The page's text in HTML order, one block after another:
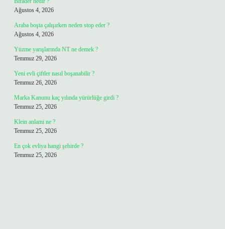
Ağustos 4, 2026
Araba boşta çalışırken neden stop eder ?
Ağustos 4, 2026
Yüzme yarışlarında NT ne demek ?
Temmuz 29, 2026
Yeni evli çiftler nasıl boşanabilir ?
Temmuz 26, 2026
Marka Kanunu kaç yılında yürürlüğe girdi ?
Temmuz 25, 2026
Klein anlami ne ?
Temmuz 25, 2026
En çok evliya hangi şehirde ?
Temmuz 25, 2026